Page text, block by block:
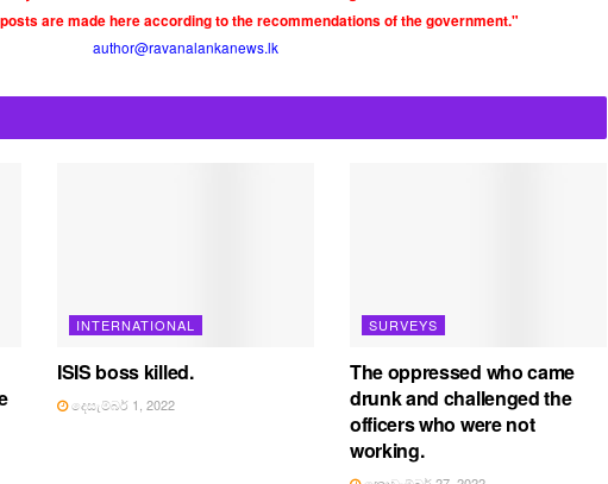
are made here according to the recommendations of the government."
author@ravanalankanews.lk
INTERNATIONAL
ISIS boss killed.
දෙසැම්බර් 1, 2022
SURVEYS
The oppressed who came
drunk and challenged the
officers who were not
working.